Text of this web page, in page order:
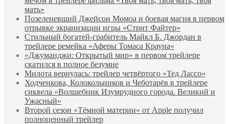
мать»
Позеленевший Джейсон Момоа и боевая магия в первом
отрывке экранизации игры «Стрит Файтер»
Стильный богатей-грабитель Майкл Б. Джордан в
трейлере ремейка «Аферы Томаса Крауна»
«Джуманджи: Открытый мир» в первом трейлере
скатился в полное безумие
Милота вернулась: трейлер четвёртого «Тед Лассо»
Ходченкова, Колокольников и Чеботарёв в трейлере
сиквела «Волшебник Изумрудного города. Великий и
Ужасный»
Второй сезон «Тёмной материи» от Apple получил
полноценный трейлер